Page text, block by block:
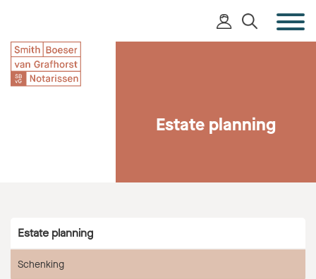
Estate planning
Estate planning
Schenking